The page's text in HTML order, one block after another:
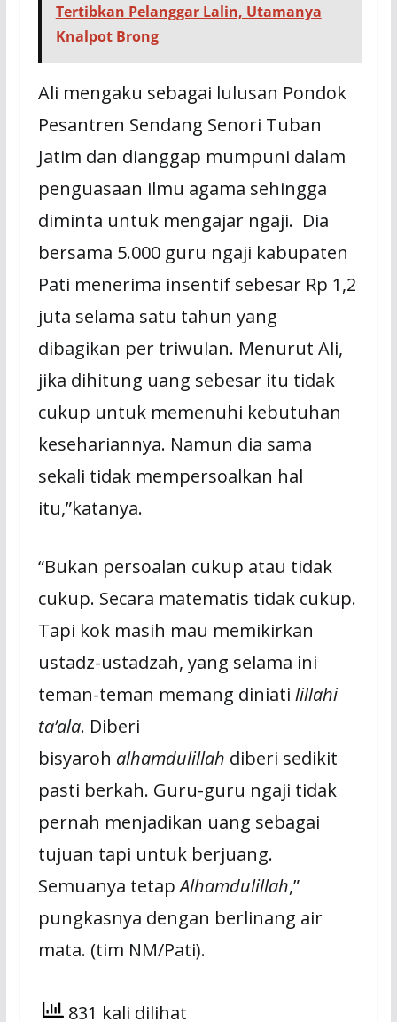
Tertibkan Pelanggar Lalin, Utamanya
Knalpot Brong
Ali mengaku sebagai lulusan Pondok
Pesantren Sendang Senori Tuban
Jatim dan dianggap mumpuni dalam
penguasaan ilmu agama sehingga
diminta untuk mengajar ngaji. Dia
bersama 5.000 guru ngaji kabupaten
Pati menerima insentif sebesar Rp 1,2
juta selama satu tahun yang
dibagikan per triwulan. Menurut Ali,
jika dihitung uang sebesar itu tidak
cukup untuk memenuhi kebutuhan
kesehariannya. Namun dia sama
sekali tidak mempersoalkan hal
itu,”katanya.
“Bukan persoalan cukup atau tidak
cukup. Secara matematis tidak cukup.
Tapi kok masih mau memikirkan
ustadz-ustadzah, yang selama ini
teman-teman memang diniati lillahi
ta’ala. Diberi
bisyaroh alhamdulillah diberi sedikit
pasti berkah. Guru-guru ngaji tidak
pernah menjadikan uang sebagai
tujuan tapi untuk berjuang.
Semuanya tetapAlhamdulillah,”
pungkasnya dengan berlinang air
mata. (tim NM/Pati).
831 kali dilihat